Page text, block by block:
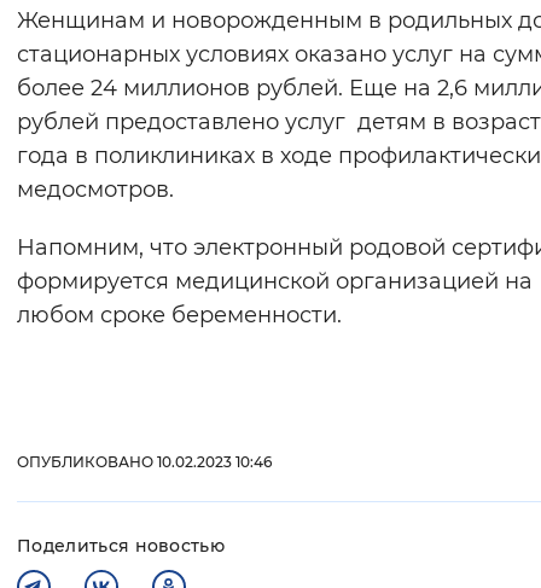
Женщинам и новорожденным в родильных
стационарных условиях оказано услуг на
более 24 миллионов рублей. Еще на 2,6
рублей предоставлено услуг детям в
года в поликлиниках в ходе
медосмотров.
Напомним, что электронный родовой
формируется медицинской организацией на
любом сроке беременности.
ОПУБЛИКОВАНО 10.02.2023 10:46
Поделиться новостью